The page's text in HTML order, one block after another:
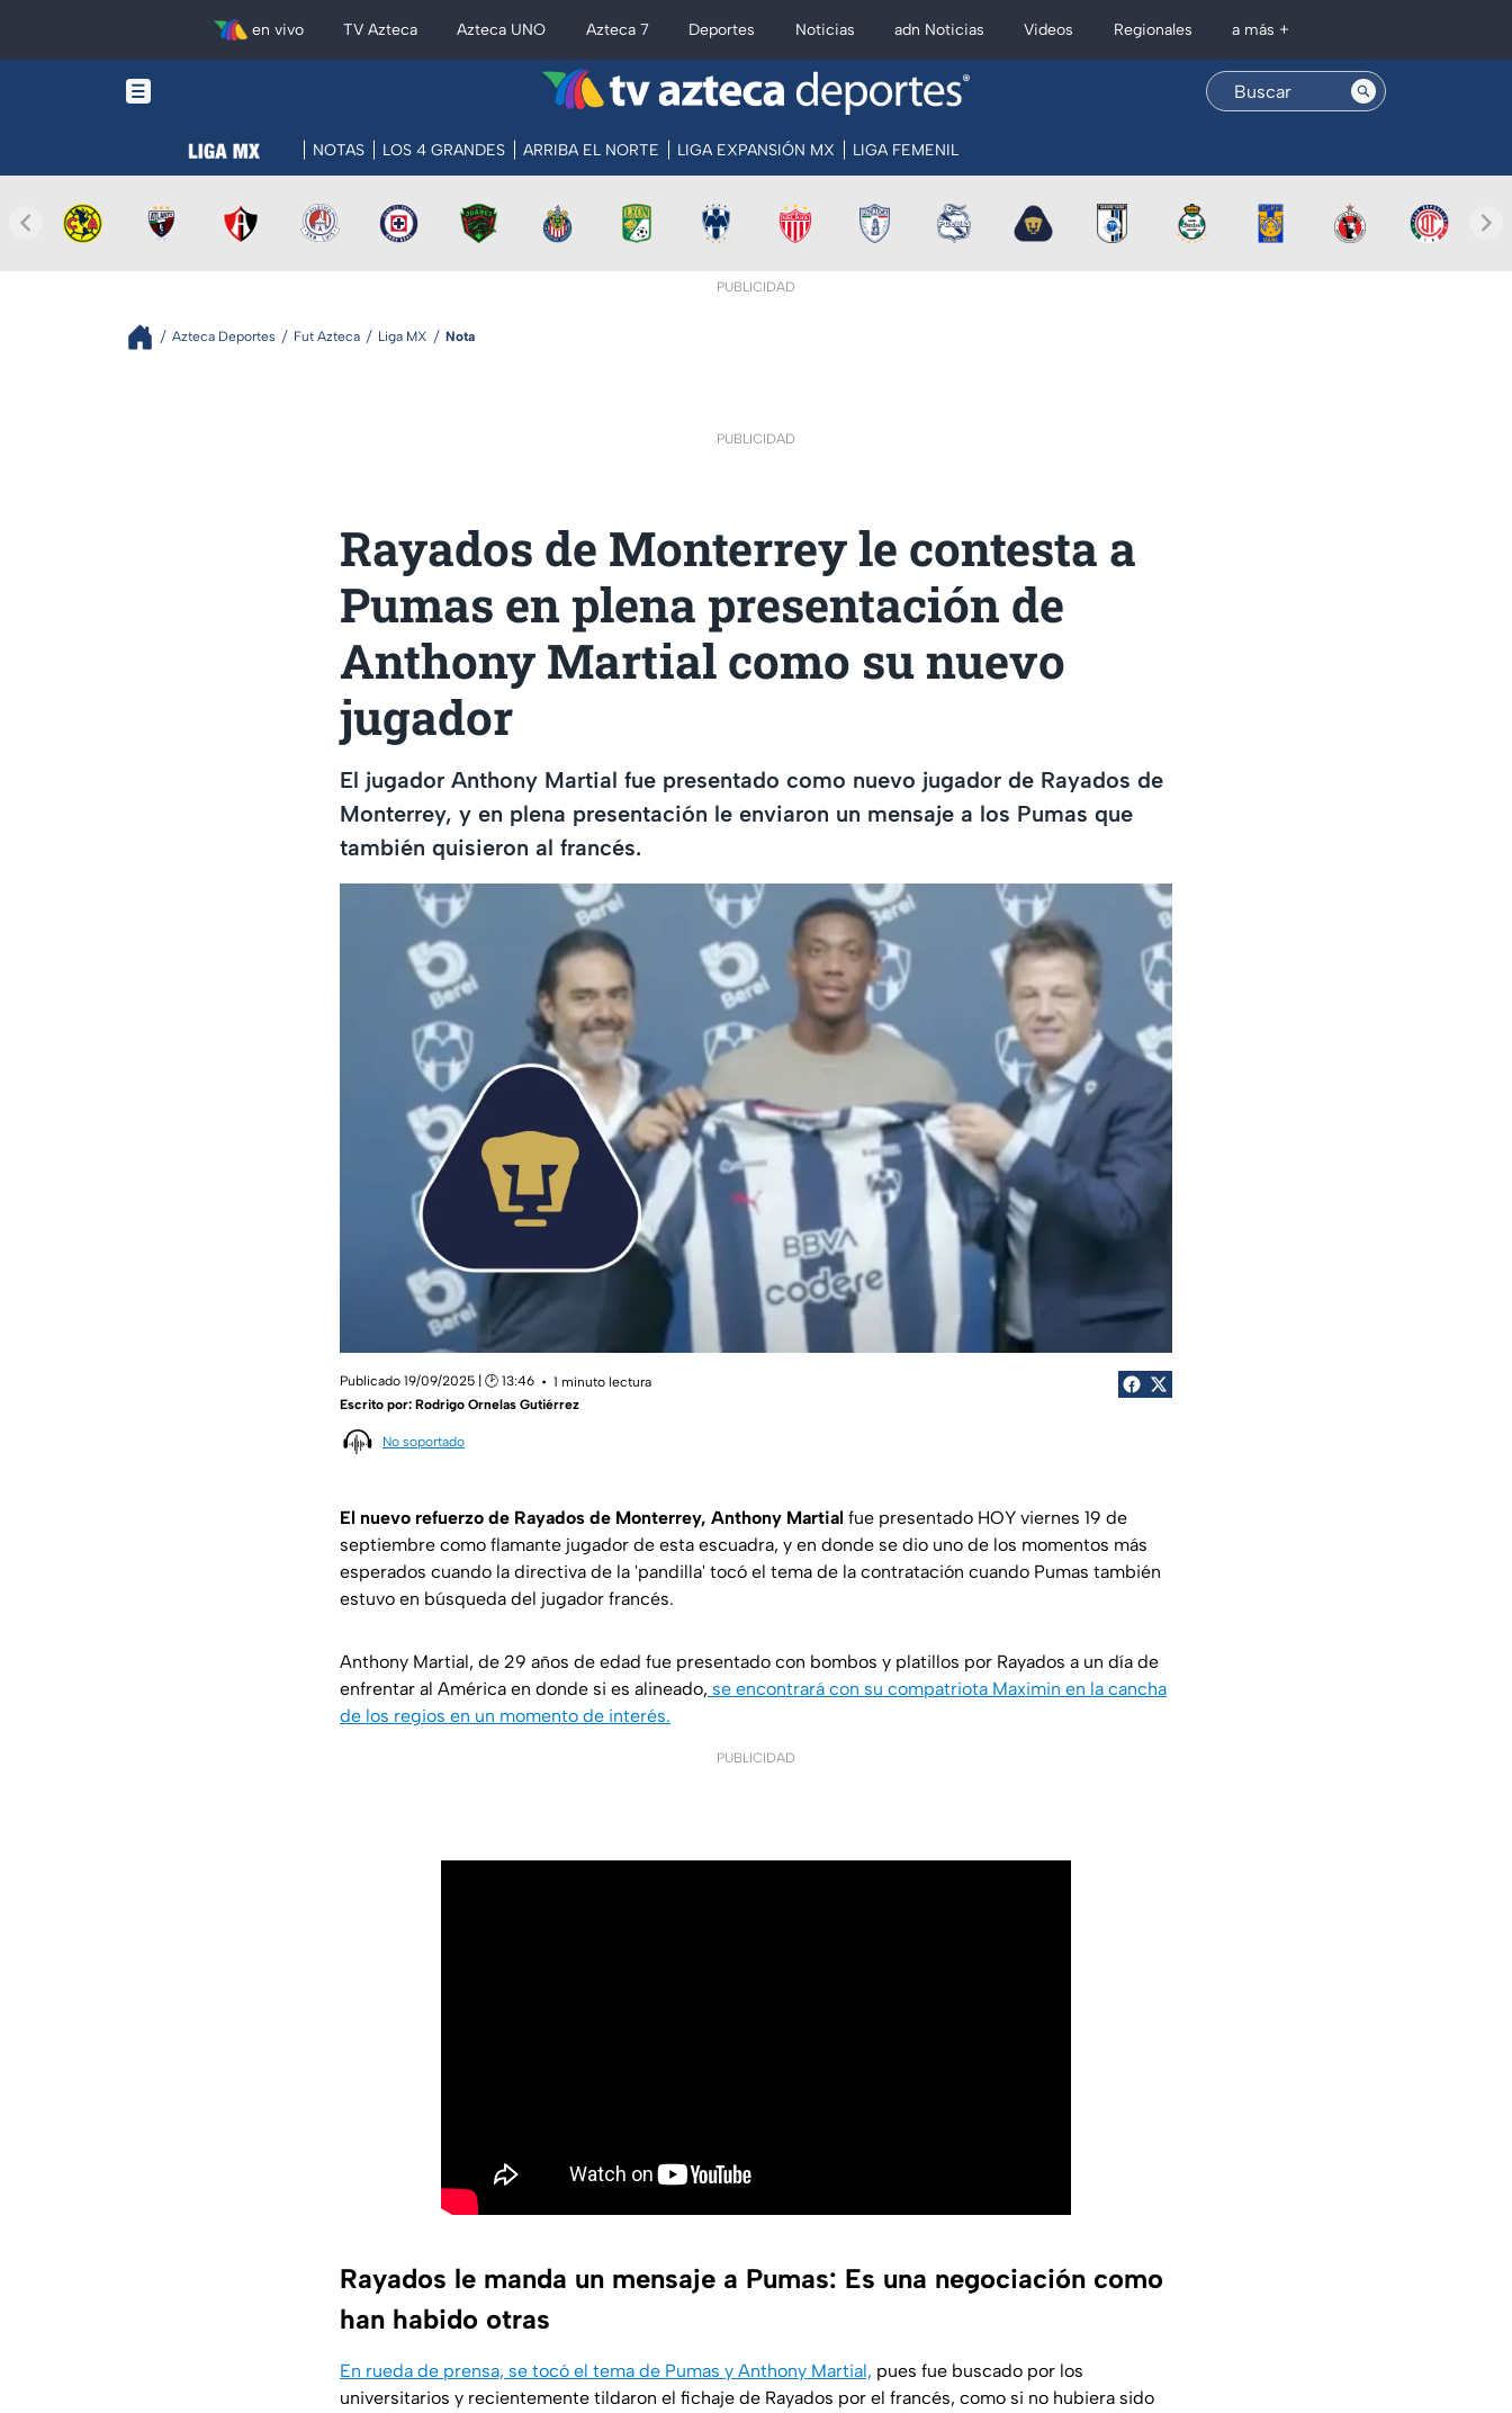
en vivo TV Azteca Azteca UNO Azteca 7 Deportes Noticias adn Noticias Videos Regionales a más +
NOTAS LOS 4 GRANDES ARRIBA EL NORTE LIGA EXPANSIÓN MX LIGA FEMENIL
PUBLICIDAD
Azteca Deportes Fut Azteca Liga MX Nota
PUBLICIDAD
Rayados de Monterrey le contesta a
Pumas en plena presentación de
Anthony Martial como su nuevo
jugador
El jugador Anthony Martial fue presentado como nuevo jugador de Rayados de
Monterrey, y en plena presentación le enviaron un mensaje a los Pumas que
también quisieron al francés.
Publicado 19/09/2025 | 🕑 13:46
1 minuto lectura
Escrito por: Rodrigo Ornelas Gutiérrez
No soportado
El nuevo refuerzo de Rayados de Monterrey, Anthony Martial fue presentado HOY viernes 19 de
septiembre como flamante jugador de esta escuadra, y en donde se dio uno de los momentos más
esperados cuando la directiva de la 'pandilla' tocó el tema de la contratación cuando Pumas también
estuvo en búsqueda del jugador francés.
Anthony Martial, de 29 años de edad fue presentado con bombos y platillos por Rayados a un día de
enfrentar al América en donde si es alineado, se encontrará con su compatriota Maximin en la cancha
de los regios en un momento de interés.
PUBLICIDAD
Rayados le manda un mensaje a Pumas: Es una negociación como
han habido otras
En rueda de prensa, se tocó el tema de Pumas y Anthony Martial, pues fue buscado por los
universitarios y recientemente tildaron el fichaje de Rayados por el francés, como si no hubiera sido